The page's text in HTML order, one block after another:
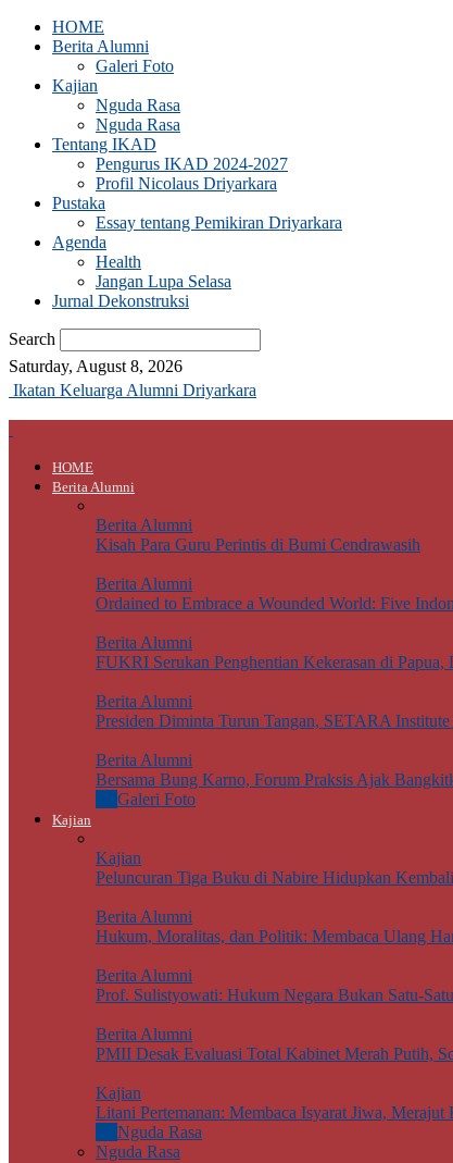
HOME
Berita Alumni
Galeri Foto
Kajian
Nguda Rasa
Nguda Rasa
Tentang IKAD
Pengurus IKAD 2024-2027
Profil Nicolaus Driyarkara
Pustaka
Essay tentang Pemikiran Driyarkara
Agenda
Health
Jangan Lupa Selasa
Jurnal Dekonstruksi
Search
Saturday, August 8, 2026
Ikatan Keluarga Alumni Driyarkara
HOME
Berita Alumni
Berita Alumni
Kisah Para Guru Perintis di Bumi Cendrawasih
Berita Alumni
Ordained to Embrace a Wounded World: Five
Berita Alumni
FUKRI Serukan Penghentian Kekerasan di
Berita Alumni
Presiden Diminta Turun Tangan, SETARA
Berita Alumni
Bersama Bung Karno, Forum Praksis Ajak
Galeri Foto
Kajian
Kajian
Peluncuran Tiga Buku di Nabire Hidupkan
Berita Alumni
Hukum, Moralitas, dan Politik: Membaca Ulang
Berita Alumni
Prof. Sulistyowati: Hukum Negara Bukan Satu-
Berita Alumni
PMII Desak Evaluasi Total Kabinet Merah Putih,
Kajian
Litani Pertemanan: Membaca Isyarat Jiwa, Merajut
Nguda Rasa
Nguda Rasa